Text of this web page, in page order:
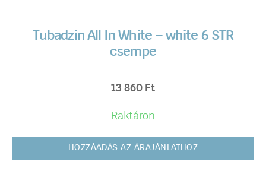
Tubadzin All In White – white 6 STR
csempe
13 860 Ft
Raktáron
HOZZÁADÁS AZ ÁRAJÁNLATHOZ